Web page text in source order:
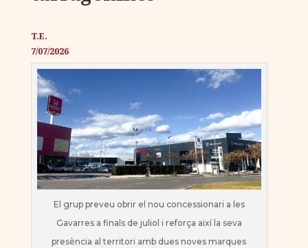
T.E.
7/07/2026
El grup preveu obrir el nou concessionari a les
Gavarres a finals de juliol i reforça així la seva
presència al territori amb dues noves marques